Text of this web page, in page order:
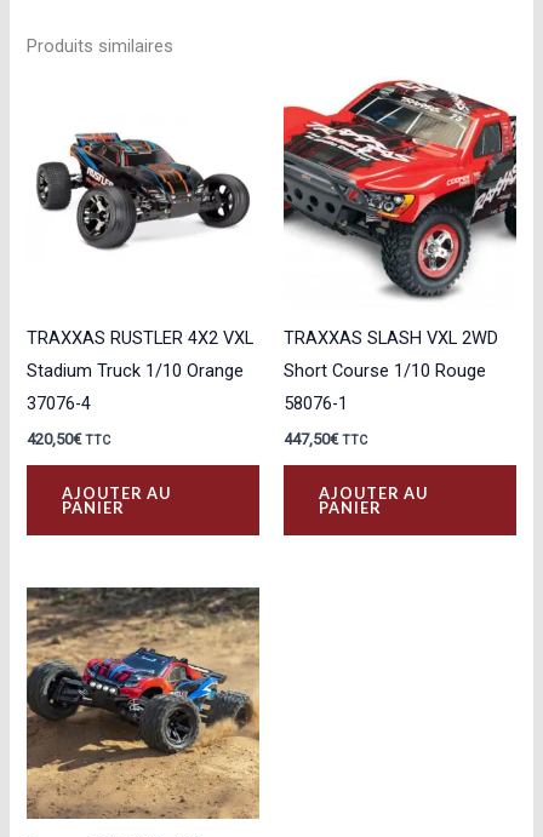
Produits similaires
TRAXXAS RUSTLER 4X2 VXL
Stadium Truck 1/10 Orange
37076-4
420,50€ TTC
AJOUTER AU
PANIER
TRAXXAS SLASH VXL 2WD
Short Course 1/10 Rouge
58076-1
447,50€ TTC
AJOUTER AU
PANIER